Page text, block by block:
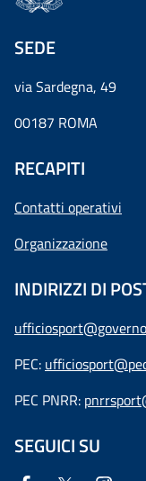
SEDE
via Sardegna, 49
00187 ROMA
RECAPITI
Contatti operativi
Organizzazione
INDIRIZZI DI
PEC:
PEC PNRR:
SEGUICI SU